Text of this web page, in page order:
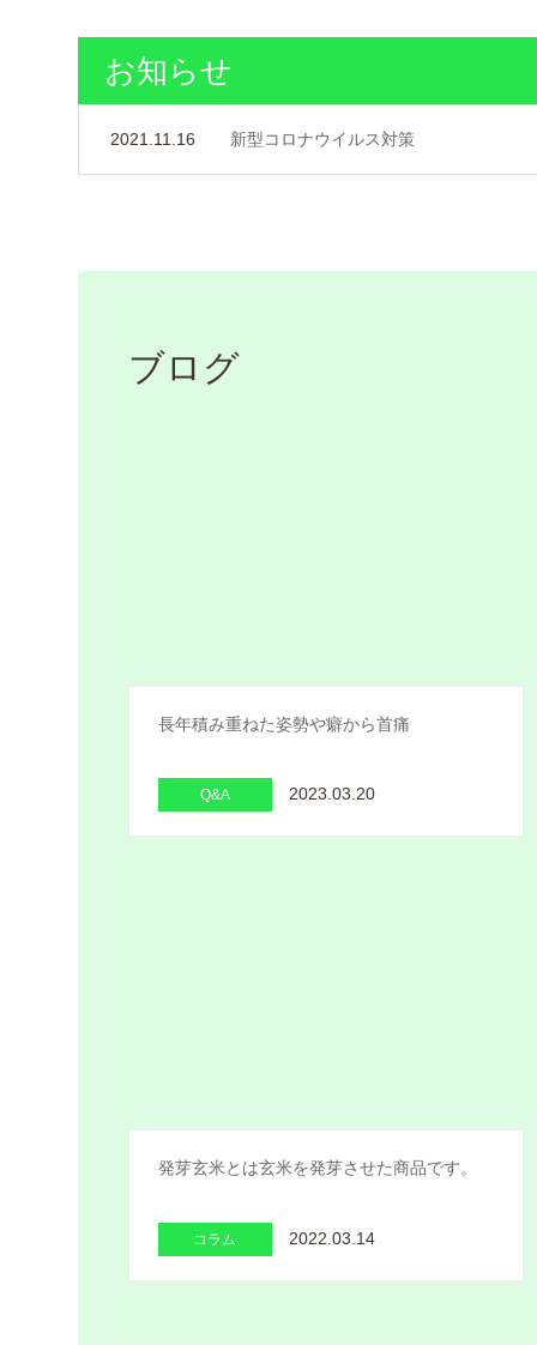
お知らせ
2021.11.16 新型コロナウイルス対策
ブログ
長年積み重ねた姿勢や癖から首痛
Q&A 2023.03.20
発芽玄米とは玄米を発芽させた商品です。
コラム 2022.03.14